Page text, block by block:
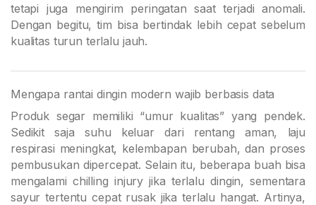
tetapi juga mengirim peringatan saat terjadi anomali.
Dengan begitu, tim bisa bertindak lebih cepat sebelum
kualitas turun terlalu jauh.
Mengapa rantai dingin modern wajib berbasis data
Produk segar memiliki “umur kualitas” yang pendek.
Sedikit saja suhu keluar dari rentang aman, laju
respirasi meningkat, kelembapan berubah, dan proses
pembusukan dipercepat. Selain itu, beberapa buah bisa
mengalami chilling injury jika terlalu dingin, sementara
sayur tertentu cepat rusak jika terlalu hangat. Artinya,